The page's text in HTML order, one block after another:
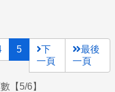
5
下
一頁
最後
一頁
【5/6】